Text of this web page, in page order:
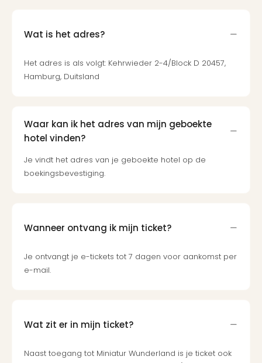
Wat is het adres?
Het adres is als volgt: Kehrwieder 2-4/Block D 20457,
Hamburg, Duitsland
Waar kan ik het adres van mijn geboekte
hotel vinden?
Je vindt het adres van je geboekte hotel op de
boekingsbevestiging.
Wanneer ontvang ik mijn ticket?
Je ontvangt je e-tickets tot 7 dagen voor aankomst per
e-mail.
Wat zit er in mijn ticket?
Naast toegang tot Miniatur Wunderland is je ticket ook